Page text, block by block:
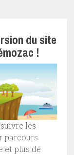
du site
!
les
parcours
et plus de